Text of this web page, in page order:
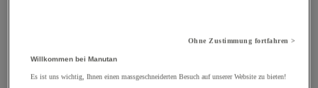
Traverse
Zylinder
Ohne Zustimmung fortfahren >
Willkommen bei Manutan
Es ist uns wichtig, Ihnen einen massgeschneiderten Besuch auf unserer Website zu bieten!